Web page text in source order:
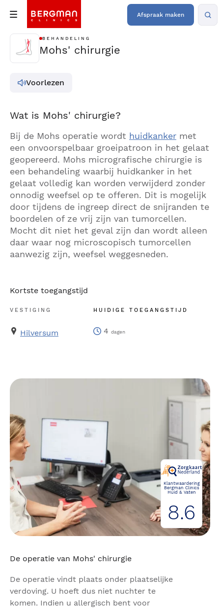
Afspraak maken
BEHANDELING
Mohs' chirurgie
Voorlezen
Wat is Mohs' chirurgie?
Bij de Mohs operatie wordt huidkanker met
een onvoorspelbaar groeipatroon in het gelaat
geopereerd. Mohs micrografische chirurgie is
een behandeling waarbij huidkanker in het
gelaat volledig kan worden verwijderd zonder
onnodig weefsel op te offeren. Dit is mogelijk
door tijdens de ingreep direct de snijranden te
boordelen of ze vrij zijn van tumorcellen.
Mocht dit niet het geval zijn dan wordt alleen
daar waar nog microscopisch tumorcellen
aanwezig zijn, weefsel weggesneden.
Kortste toegangstijd
VESTIGING HUIDIGE TOEGANGSTIJD
Hilversum 4 dagen
Klantwaardering
Bergman Clinics
Huid & Vaten
8.6
De operatie van Mohs' chirurgie
De operatie vindt plaats onder plaatselijke
verdoving. U hoeft dus niet nuchter te
komen. Indien u allergisch bent voor